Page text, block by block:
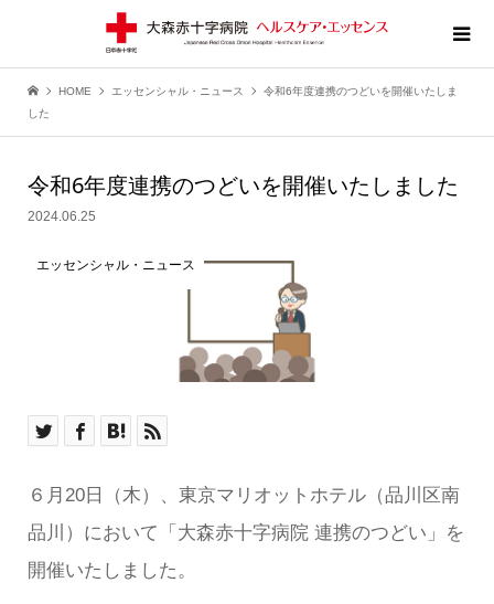
HOME エッセンシャル・ニュース
令和6年度連携のつどいを開催いたしま
した
令和6年度連携のつどいを開催いたしました
2024.06.25
エッセンシャル・ニュース
６月20日（木）、東京マリオットホテル（品川区南
品川）において「大森赤十字病院 連携のつどい」を
開催いたしました。